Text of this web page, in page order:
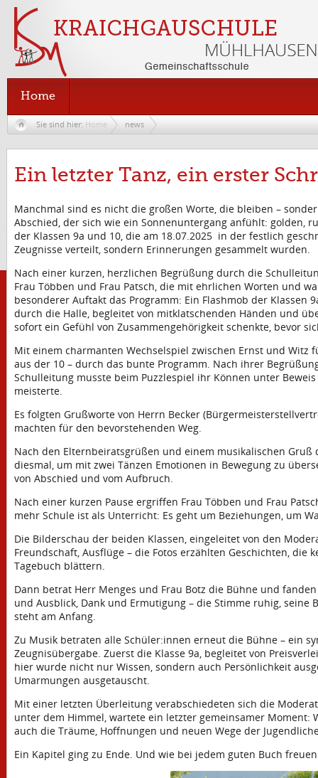
Home
Sie sind hier: Home news
Ein letzter Tanz, ein erster
Manchmal sind es nicht die großen Worte, die bleiben –
Abschied, der sich wie ein Sonnenuntergang anfühlt: golden,
der Klassen 9a und 10, die am 18.07.2025 in der festlich
Zeugnisse verteilt, sondern Erinnerungen gesammelt wurden.
Nach einer kurzen, herzlichen Begrüßung durch die
Frau Többen und Frau Patsch, die mit ehrlichen Worten und
besonderer Auftakt das Programm: Ein Flashmob der Klassen
durch die Halle, begleitet von mitklatschenden Händen und
sofort ein Gefühl von Zusammengehörigkeit schenkte, bevor
Mit einem charmanten Wechselspiel zwischen Ernst und
aus der 10 – durch das bunte Programm. Nach ihrer
Schulleitung musste beim Puzzlespiel ihr Können unter
meisterte.
Es folgten Grußworte von Herrn Becker
machten für den bevorstehenden Weg.
Nach den Elternbeiratsgrüßen und einem musikalischen
diesmal, um mit zwei Tänzen Emotionen in Bewegung zu
von Abschied und vom Aufbruch.
Nach einer kurzen Pause ergriffen Frau Többen und Frau
mehr Schule ist als Unterricht: Es geht um Beziehungen, um
Die Bilderschau der beiden Klassen, eingeleitet von den
Freundschaft, Ausflüge – die Fotos erzählten Geschichten,
Tagebuch blättern.
Dann betrat Herr Menges und Frau Botz die Bühne und
und Ausblick, Dank und Ermutigung – die Stimme ruhig,
steht am Anfang.
Zu Musik betraten alle Schüler:innen erneut die Bühne – ein
Zeugnisübergabe. Zuerst die Klasse 9a, begleitet von
hier wurde nicht nur Wissen, sondern auch Persönlichkeit
Umarmungen ausgetauscht.
Mit einer letzten Überleitung verabschiedeten sich die
unter dem Himmel, wartete ein letzter gemeinsamer
auch die Träume, Hoffnungen und neuen Wege der
Ein Kapitel ging zu Ende. Und wie bei jedem guten Buch